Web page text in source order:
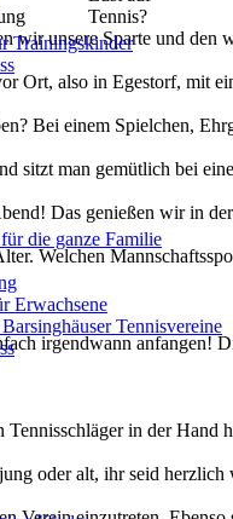
Tennis?
wir unsere Sparte und den
Ort, also in Egestorf, mit
Bei einem Spielchen,
sitzt man gemütlich bei
Das genießen wir in
Welchen
irgendwann anfangen!
in der Hand
oder alt, ihr seid
Trainingskinder
die ganze Familie
Erwachsene
Tennisvereine